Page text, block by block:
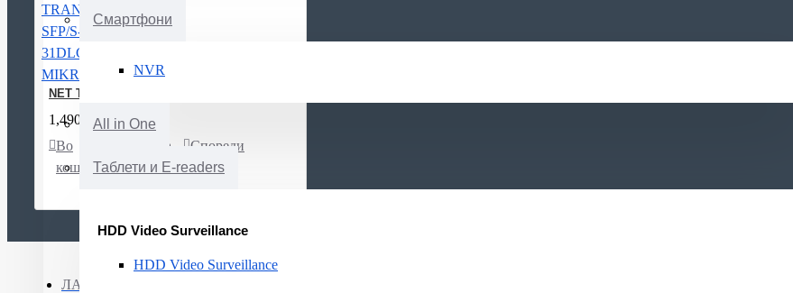
Смартфони
NVR
All in One
Таблети и E-readers
HDD Video Surveillance
HDD Video Surveillance
NET TRANSCEIVER SFP/S-31DLC20D MIKROTIK
1,490ден.
Во
кошничка
Листа
на
Спореди
ЛАПТОП МК ДОО Скопје